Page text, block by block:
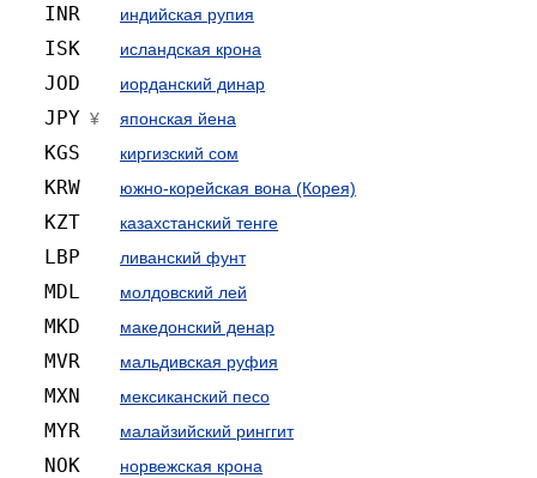
INR индийская рупия
ISK исландская крона
JOD иорданский динар
JPY ¥ японская йена
KGS киргизский сом
KRW южно-корейская вона (Корея)
KZT казахстанский тенге
LBP ливанский фунт
MDL молдовский лей
MKD македонский денар
MVR мальдивская руфия
MXN мексиканский песо
MYR малайзийский ринггит
NOK норвежская крона